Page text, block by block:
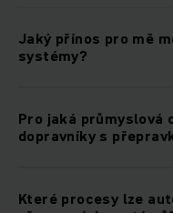
Jaký přínos pro mě
systémy?
Pro jaká průmyslová
dopravníky s
Které procesy lze